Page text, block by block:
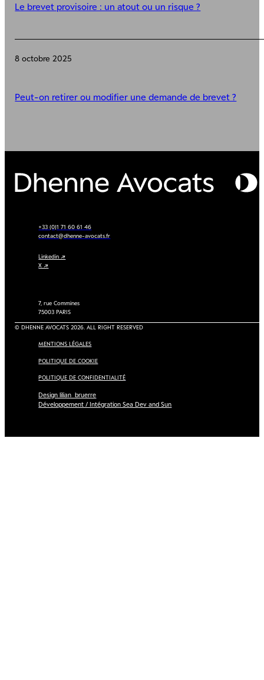
Le brevet provisoire : un atout ou un risque ?
8 octobre 2025
Peut-on retirer ou modifier une demande de brevet ?
+33 (0)1 71 60 61 46
contact@dhenne-avocats.fr
Linkedin ↗
X ↗
7, rue Commines
75003 PARIS
© DHENNE AVOCATS 2026. ALL RIGHT RESERVED
MENTIONS LÉGALES
POLITIQUE DE COOKIE
POLITIQUE DE CONFIDENTIALITÉ
Design lilian_bruerre
Développement / Intégration Sea Dev and Sun